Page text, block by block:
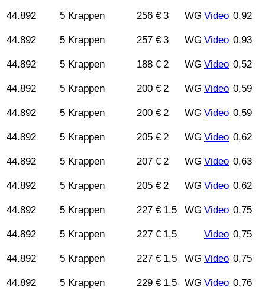
44.892 5 Krappen 256 € 3 WG Video 0,92
44.892 5 Krappen 257 € 3 WG Video 0,93
44.892 5 Krappen 188 € 2 WG Video 0,52
44.892 5 Krappen 200 € 2 WG Video 0,59
44.892 5 Krappen 200 € 2 WG Video 0,59
44.892 5 Krappen 205 € 2 WG Video 0,62
44.892 5 Krappen 207 € 2 WG Video 0,63
44.892 5 Krappen 205 € 2 WG Video 0,62
44.892 5 Krappen 227 € 1,5 WG Video 0,75
44.892 5 Krappen 227 € 1,5 Video 0,75
44.892 5 Krappen 227 € 1,5 WG Video 0,75
44.892 5 Krappen 229 € 1,5 WG Video 0,76